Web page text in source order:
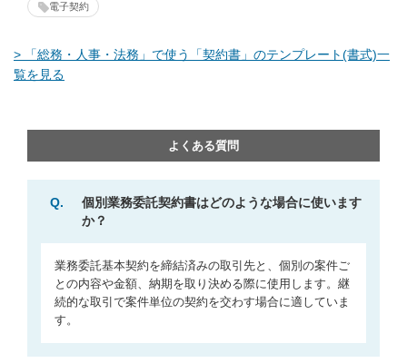
電子契約
> 「総務・人事・法務」で使う「契約書」のテンプレート(書式)一
覧を見る
よくある質問
Q.
個別業務委託契約書はどのような場合に使います
か？
業務委託基本契約を締結済みの取引先と、個別の案件ご
との内容や金額、納期を取り決める際に使用します。継
続的な取引で案件単位の契約を交わす場合に適していま
す。